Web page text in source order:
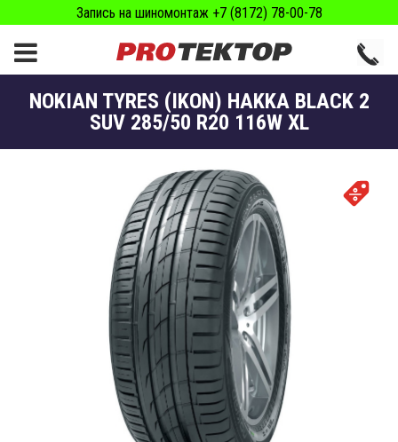
Запись на шиномонтаж +7 (8172) 78-00-78
NOKIAN TYRES (IKON) HAKKA BLACK 2
SUV 285/50 R20 116W XL